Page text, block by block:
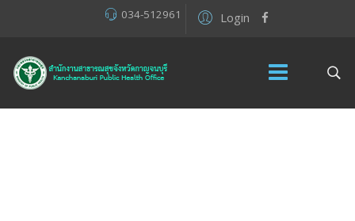
Login
034-512961